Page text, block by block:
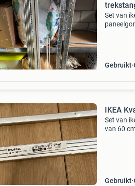
Set van
Gebruikt
IKEA
Set van
van 60
Gebruikt